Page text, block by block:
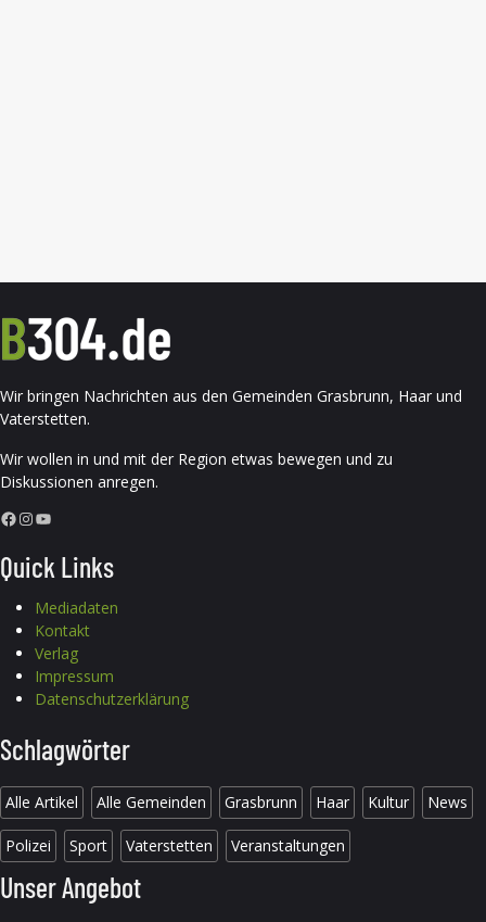
Wir bringen Nachrichten aus den Gemeinden Grasbrunn, Haar und
Vaterstetten.
Wir wollen in und mit der Region etwas bewegen und zu
Diskussionen anregen.
Facebook InstagramYouTube
Quick Links
Mediadaten
Kontakt
Verlag
Impressum
Datenschutzerklärung
Schlagwörter
Alle Artikel Alle Gemeinden Grasbrunn Haar Kultur News
Polizei Sport Vaterstetten Veranstaltungen
Unser Angebot